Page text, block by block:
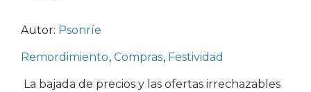
Autor: Psonríe
Remordimiento, Compras, Festividad
La bajada de precios y las ofertas irrechazables